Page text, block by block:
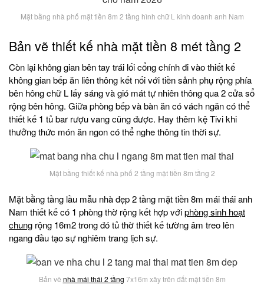
Mặt bằng nhà phố mặt tiền 8m 2 tầng hình chữ L kinh doanh anh Nam
Bản vẽ thiết kế nhà mặt tiền 8 mét tầng 2
Còn lại không gian bên tay trái lối cổng chính đi vào thiết kế
không gian bếp ăn liên thông kết nối với tiền sảnh phụ rộng phía
bên hông chữ L lấy sáng và gió mát tự nhiên thông qua 2 cửa sổ
rộng bên hông. Giữa phòng bếp và bàn ăn có vách ngăn có thể
thiết kế 1 tủ bar rượu vang cũng được. Hay thêm kệ Tivi khi
thưởng thức món ăn ngon có thể nghe thông tin thời sự.
Mặt bằng thiết kế nhà phố 2 tầng mặt tiền 8m tầng 2
Mặt bằng tầng lầu mẫu nhà đẹp 2 tầng mặt tiền 8m mái thái anh
Nam thiết kế có 1 phòng thờ rộng kết hợp vớiphòng sinh hoạt
chung rộng 16m2 trong đó tủ thờ thiết kế tường âm treo lên
ngang đầu tạo sự nghiêm trang lịch sự.
Bản vẽ nhà mái thái 2 tầng 7x16m xây trên đất mặt tiền 8m